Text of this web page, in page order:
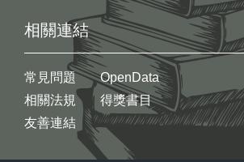
相關連結
常見問題
相關法規
友善連結
OpenData
得獎書目